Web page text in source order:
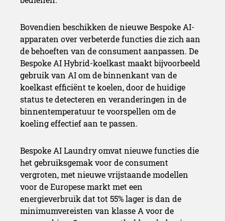
Bovendien beschikken de nieuwe Bespoke AI-
apparaten over verbeterde functies die zich aan
de behoeften van de consument aanpassen. De
Bespoke AI Hybrid-koelkast maakt bijvoorbeeld
gebruik van AI om de binnenkant van de
koelkast efficiënt te koelen, door de huidige
status te detecteren en veranderingen in de
binnentemperatuur te voorspellen om de
koeling effectief aan te passen.
Bespoke AI Laundry omvat nieuwe functies die
het gebruiksgemak voor de consument
vergroten, met nieuwe vrijstaande modellen
voor de Europese markt met een
energieverbruik dat tot 55% lager is dan de
minimumvereisten van klasse A voor de